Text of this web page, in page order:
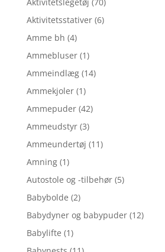
Aktivitetsstativer (6)
Amme bh (4)
Ammebluser (1)
Ammeindlæg (14)
Ammekjoler (1)
Ammepuder (42)
Ammeudstyr (3)
Ammeundertøj (11)
Amning (1)
Autostole og -tilbehør (5)
Babybolde (2)
Babydyner og babypuder (12)
Babylifte (1)